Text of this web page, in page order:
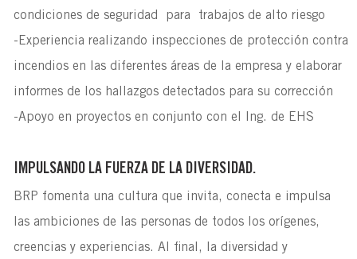
condiciones de seguridad para trabajos de alto riesgo
-Experiencia realizando inspecciones de protección contra
incendios en las diferentes áreas de la empresa y elaborar
informes de los hallazgos detectados para su corrección
-Apoyo en proyectos en conjunto con el Ing. de EHS
IMPULSANDO LA FUERZA DE LA DIVERSIDAD.
BRP fomenta una cultura que invita, conecta e impulsa
las ambiciones de las personas de todos los orígenes,
creencias y experiencias. Al final, la diversidad y